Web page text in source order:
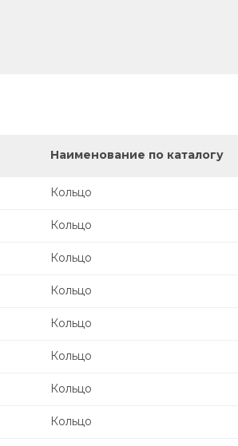
Наименование по каталогу
Кольцо
Кольцо
Кольцо
Кольцо
Кольцо
Кольцо
Кольцо
Кольцо